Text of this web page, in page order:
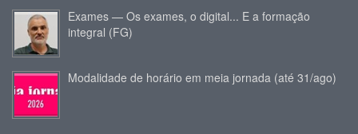
Exames — Os exames, o digital... E a formação
integral (FG)
Modalidade de horário em meia jornada (até 31/ago)